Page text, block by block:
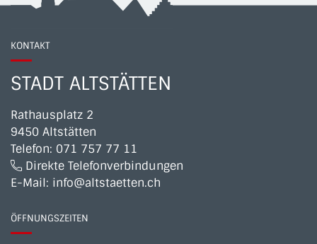
KONTAKT
STADT ALTSTÄTTEN
Rathausplatz 2
9450 Altstätten
Telefon: 071 757 77 11
Direkte Telefonverbindungen
E-Mail: info@altstaetten.ch
ÖFFNUNGSZEITEN